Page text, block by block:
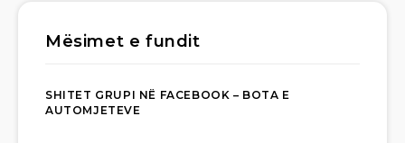
Mësimet e fundit
SHITET GRUPI NË FACEBOOK – BOTA E
AUTOMJETEVE